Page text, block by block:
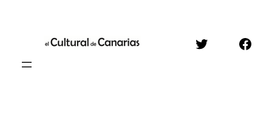
contenido
Twitter